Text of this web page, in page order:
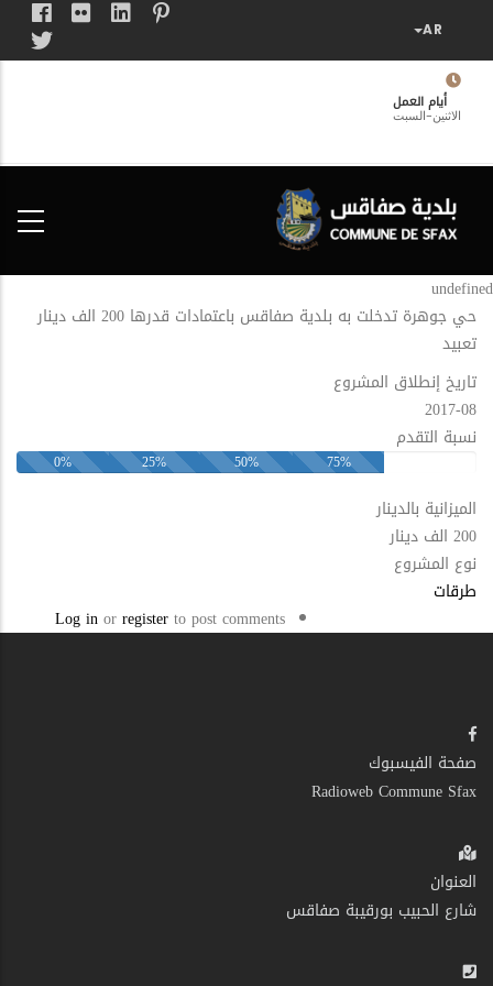
المحتوى
الرئيسيأيام العمل
الاثنين-السبت
undefined
حي جوهرة تدخلت به بلدية صفاقس باعتمادات قدرها 200 الف دينار
تعبيد
تاريخ إنطلاق المشروع
2017-08
نسبة التقدم
0% 25% 50% 75%
الميزانية بالدينار
200 الف دينار
نوع المشروع
طرقات
Log inorregisterto post comments
صفحة الفيسبوك
Radioweb Commune Sfax
العنوان
شارع الحبيب بورقيبة صفاقس